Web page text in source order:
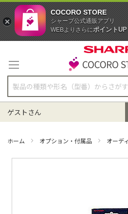
テ
ン
ツ
に
ス
キ
ッ
ゲストさん
ホーム オプション・付属品 オーデ
COCORO STORE
シャープ公式通販アプリ
WEBよりさらにポイントUP